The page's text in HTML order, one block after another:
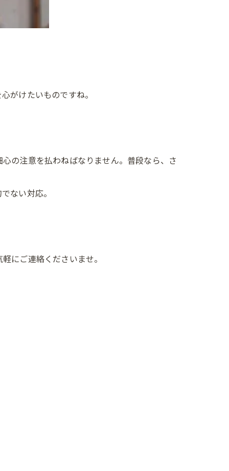
がけたいものですね。
の注意を払わねばなりません。普段なら、さ
ない対応。
にご連絡くださいませ。